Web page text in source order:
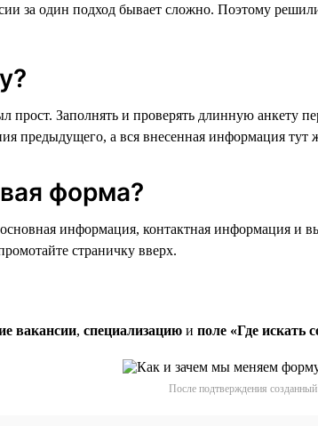
за один подход бывает сложно. Поэтому решили
прост. Заполнять и проверять длинную
предыдущего, а вся внесенная информация
форма?
информация, контактная информация
страничку вверх.
вакансии, специализацию и поле «Где искать
После подтверждения